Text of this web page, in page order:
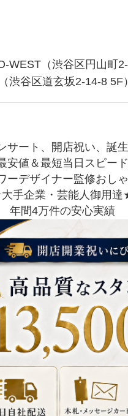
WEST（渋谷区円山町
渋谷区道玄坂2-14-8 5F）
サート、開店祝い、誕
安値＆最短当日スピー
ーデザイナー監修おし
手企業・芸能人御用
年間4万件の安心実績